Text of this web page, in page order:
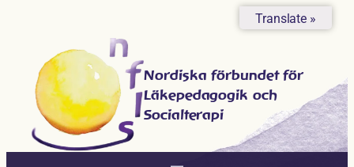
innehåll
Nordiska förbundet för
Läkepedagogik och
Socialterapi
Translate »